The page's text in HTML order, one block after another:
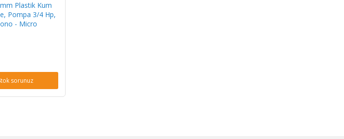
Plastik Kum
Pompa 3/4 Hp,
- Micro
sorunuz